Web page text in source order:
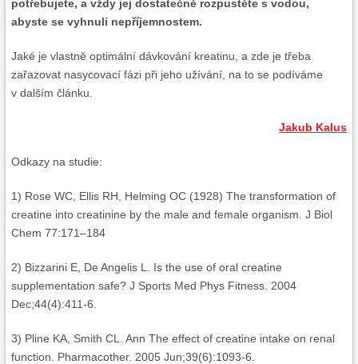
potřebujete, a vždy jej dostatečně rozpustěte s vodou,
abyste se vyhnuli nepříjemnostem.
Jaké je vlastně optimální dávkování kreatinu, a zde je třeba
zařazovat nasycovací fázi při jeho užívání, na to se podíváme
v dalším článku.
Jakub Kalus
Odkazy na studie:
1) Rose WC, Ellis RH, Helming OC (1928) The transformation of
creatine into creatinine by the male and female organism. J Biol
Chem 77:171–184
2) Bizzarini E, De Angelis L. Is the use of oral creatine
supplementation safe? J Sports Med Phys Fitness. 2004
Dec;44(4):411-6.
3) Pline KA, Smith CL. Ann The effect of creatine intake on renal
function. Pharmacother. 2005 Jun;39(6):1093-6.